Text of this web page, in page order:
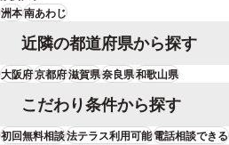
洲本南あわじ
近隣の都道府県から探す
大阪府京都府滋賀県奈良県和歌山県
こだわり条件から探す
初回無料相談法テラス利用可能電話相談できる